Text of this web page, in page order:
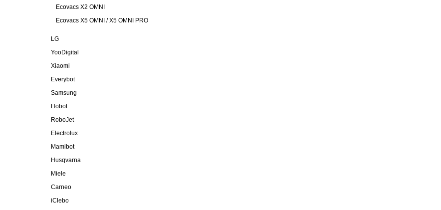
Ecovacs X2 OMNI
Ecovacs X5 OMNI / X5 OMNI PRO
LG
YooDigital
Xiaomi
Everybot
Samsung
Hobot
RoboJet
Electrolux
Mamibot
Husqvarna
Miele
Carneo
iClebo